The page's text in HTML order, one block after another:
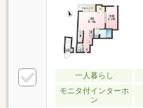
一人暮らし
モニタ付インターホ
ン